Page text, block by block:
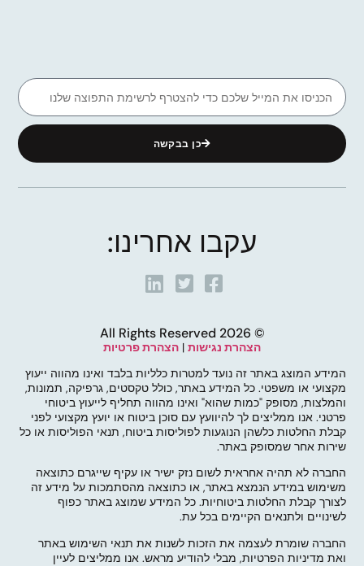
כן בבקשה
עקבו אחרינו:
© 2026 All Rights Reserved
הצהרת נגישות | הצהרת פרטיות
המידע המוצג באתר זה נועד למטרות כלליות בלבד ואינו מהווה ייעוץ
מקצועי או משפטי. כל המידע באתר, כולל טקסטים, גרפיקה, תמונות,
והמלצות, מסופק "כמות שהוא" ואינו מהווה תחליף לייעוץ ביטוחי
פרטני. אנו ממליצים לך להיוועץ עם סוכן ביטוח או יועץ מקצועי לפני
קבלת החלטות כלשהן הנוגעות לפוליסות ביטוח, תנאי הפוליסות או כל
שירות אחר שמסופק באתר.
החברה לא תהיה אחראית לשום נזק ישיר או עקיף שייגרם כתוצאה
משימוש במידע הנמצא באתר, או כתוצאה מהסתמכות על מידע זה
לצורך קבלת החלטות ביטוחיות. כל המידע שמוצג באתר כפוף
לשינויים ולתנאים הקיימים בכל עת.
החברה שומרת לעצמה את הזכות לשנות את תנאי השימוש באתר
ואת מדיניות הפרטיות, מבלי להודיע מראש. אנו ממליצים לעיין